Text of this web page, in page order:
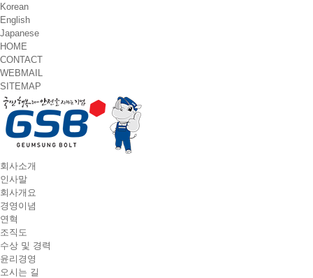
Korean
English
Japanese
HOME
CONTACT
WEBMAIL
SITEMAP
T
o
g
g
l
e
n
a
v
회사소개
인사말
회사개요
경영이념
연혁
조직도
수상 및 경력
윤리경영
오시는 길